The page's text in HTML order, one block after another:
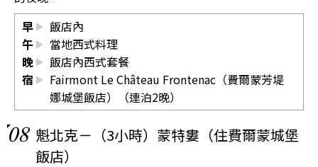
早
飯店內
午
當地西式料理
晚
飯店內西式套餐
宿
Fairmont Le Château Frontenac（費爾蒙芳堤
娜城堡飯店）（連泊2晚）
08 魁北克－（3小時）蒙特婁（住費爾蒙城堡
飯店）